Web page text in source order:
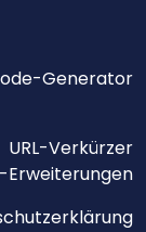
Generator
URL-Verkürzer